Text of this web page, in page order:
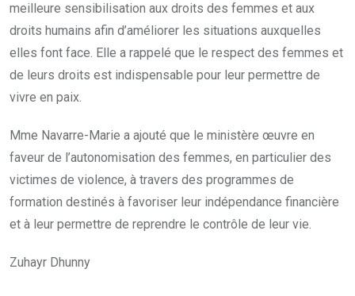
meilleure sensibilisation aux droits des femmes et aux
droits humains afin d’améliorer les situations auxquelles
elles font face. Elle a rappelé que le respect des femmes et
de leurs droits est indispensable pour leur permettre de
vivre en paix.
Mme Navarre-Marie a ajouté que le ministère œuvre en
faveur de l’autonomisation des femmes, en particulier des
victimes de violence, à travers des programmes de
formation destinés à favoriser leur indépendance financière
et à leur permettre de reprendre le contrôle de leur vie.
Zuhayr Dhunny